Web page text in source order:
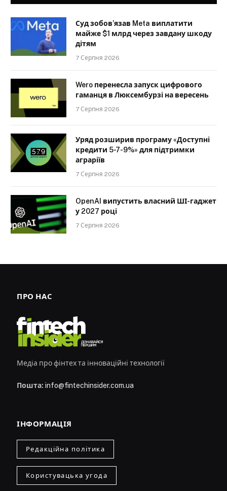
Суд зобов’язав Meta виплатити
майже $1 млрд через завдану шкоду
дітям
7 Серпня 2026
Wero перенесла запуск цифрового
гаманця в Люксембурзі на вересень
7 Серпня 2026
Уряд розширив програму «Доступні
кредити 5-7-9%» для підтримки
аграріїв
7 Серпня 2026
OpenAI випустить власний ШІ-гаджет
у 2027 році
7 Серпня 2026
ПРО НАС
Медіа про фінтех та інноваційні технології
Пошта: info@fintechinsider.com.ua
ІНФОРМАЦІЯ
Редакційна політика
Користувацька угода